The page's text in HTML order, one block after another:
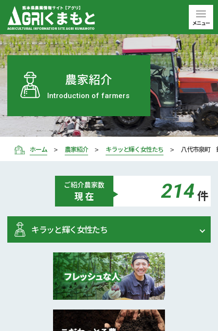
農家紹介
Introduction of farmers
ホーム 農家紹介 キラッと輝く女性たち 八代市泉町
ご紹介農家数
現 在 214件
キラッと輝く女性たち
2025年2月
茶自家製造、小売販売･･･
芦北町
お茶で人を笑顔に ～「お茶のカジ･･･
メニュー